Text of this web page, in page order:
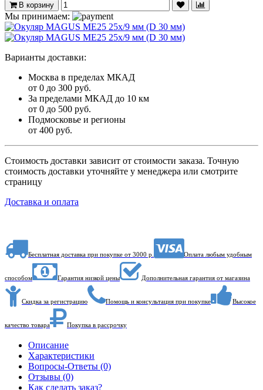
В корзину
Мы принимаем:
Варианты доставки:
Москва в пределах МКАД
от 0 до 300 руб.
За пределами МКАД до 10 км
от 0 до 500 руб.
Подмосковье и регионы
от 400 руб.
Стоимость доставки зависит от стоимости заказа. Точную
стоимость доставки уточняйте у менеджера или смотрите
страницу
Доставка и оплата
Бесплатная доставка при покупке от 3000 р. Оплата любым удобным
способом Гарантия низкой цены Дополнительная гарантия от магазина
Скидка за регистрацию Помощь и консультация при покупке Высокое
качество товара Покупка в рассрочку
Описание
Характеристики
Вопросы-Ответы (0)
Отзывы (0)
Как сделать заказ?